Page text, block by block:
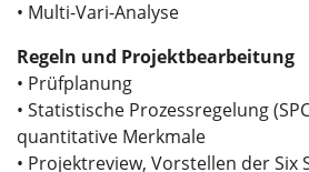
• Multi-Vari-Analyse
Regeln und Projektbearbeitung
• Prüfplanung
• Statistische Prozessregelung
quantitative Merkmale
• Projektreview, Vorstellen der Six